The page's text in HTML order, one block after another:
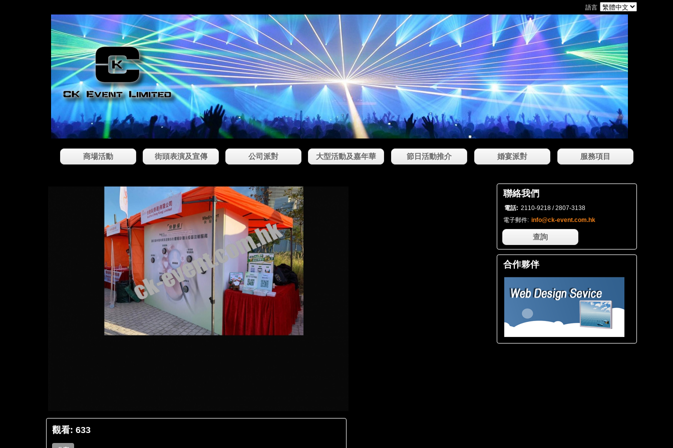
語言
商場活動 街頭表演及宣傳 公司派對 大型活動及嘉年華 節日活動推介 婚宴派對 服務項目
觀看: 633
聯絡我們
電話: 2110-9218 / 2807-3138
電子郵件: info@ck-event.com.hk
查詢
合作夥伴